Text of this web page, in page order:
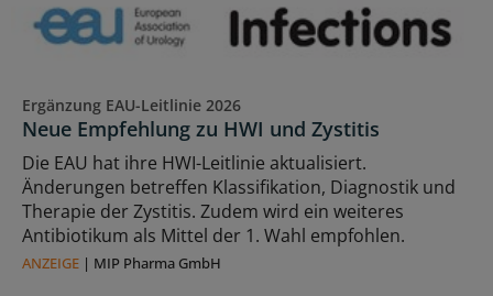
Ergänzung EAU-Leitlinie 2026
Neue Empfehlung zu HWI und Zystitis
Die EAU hat ihre HWI-Leitlinie aktualisiert.
Änderungen betreffen Klassifikation, Diagnostik und
Therapie der Zystitis. Zudem wird ein weiteres
Antibiotikum als Mittel der 1. Wahl empfohlen.
ANZEIGE | MIP Pharma GmbH